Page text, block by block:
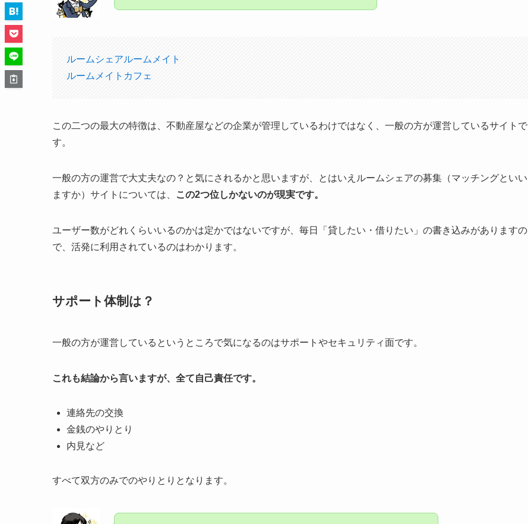
ルームシェアルームメイト
ルームメイトカフェ
この二つの最大の特徴は、不動産屋などの企業が管理しているわけではなく、一般の方が運営しているサイトで
す。
一般の方の運営で大丈夫なの？と気にされるかと思いますが、とはいえルームシェアの募集（マッチングといい
ますか）サイトについては、
この2つ位しかないのが現実です。
ユーザー数がどれくらいいるのかは定かではないですが、毎日「貸したい・借りたい」の書き込みがありますの
で、活発に利用されているのはわかります。
サポート体制は？
一般の方が運営しているというところで気になるのはサポートやセキュリティ面です。
これも結論から言いますが、全て自己責任です。
連絡先の交換
金銭のやりとり
内見など
すべて双方のみでのやりとりとなります。